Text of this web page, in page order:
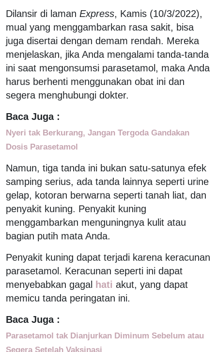
Dilansir di laman Express, Kamis (10/3/2022),
mual yang menggambarkan rasa sakit, bisa
juga disertai dengan demam rendah. Mereka
menjelaskan, jika Anda mengalami tanda-tanda
ini saat mengonsumsi parasetamol, maka Anda
harus berhenti menggunakan obat ini dan
segera menghubungi dokter.
Baca Juga :
Nyeri tak Berkurang, Jangan Tergoda Gandakan
Dosis Parasetamol
Namun, tiga tanda ini bukan satu-satunya efek
samping serius, ada tanda lainnya seperti urine
gelap, kotoran berwarna seperti tanah liat, dan
penyakit kuning. Penyakit kuning
menggambarkan menguningnya kulit atau
bagian putih mata Anda.
Penyakit kuning dapat terjadi karena keracunan
parasetamol. Keracunan seperti ini dapat
menyebabkan gagal
hati akut, yang dapat
memicu tanda peringatan ini.
Baca Juga :
Parasetamol tak Dianjurkan Diminum Sebelum atau
Segera Setelah Vaksinasi